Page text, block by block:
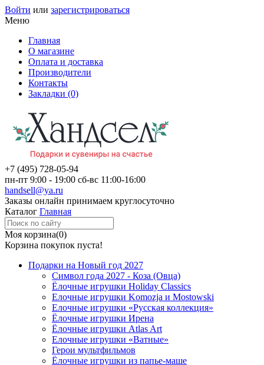
Войти или зарегистрироваться
Меню
Главная
О магазине
Оплата и доставка
Производители
Контакты
Закладки (0)
+7 (495) 728-05-94
пн-пт 9:00 - 19:00 сб-вс 11:00-16:00
handsell@ya.ru
Заказы онлайн принимаем круглосуточно
Каталог Главная
Моя корзина(0)
Корзина покупок пуста!
Подарки на Новый год 2027
Символ года 2027 - Коза (Овца)
Ёлочные игрушки Holiday Classics
Елочные игрушки Komozja и Mostowski
Елочные игрушки «Русская коллекция»
Ёлочные игрушки Ирена
Ёлочные игрушки Atlas Art
Елочные игрушки «Ватные»
Герои мультфильмов
Ёлочные игрушки из папье-маше